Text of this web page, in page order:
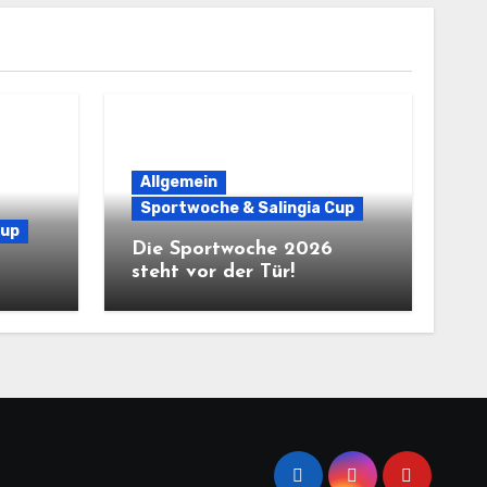
Allgemein
Sportwoche & Salingia Cup
Die Sportwoche 2026
steht vor der Tür!